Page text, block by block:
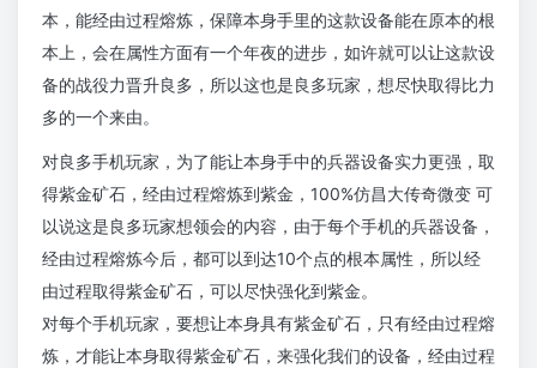
本，能经由过程熔炼，保障本身手里的这款设备能在原本的根
本上，会在属性方面有一个年夜的进步，如许就可以让这款设
备的战役力晋升良多，所以这也是良多玩家，想尽快取得比力
多的一个来由。
对良多手机玩家，为了能让本身手中的兵器设备实力更强，取
得紫金矿石，经由过程熔炼到紫金，100%仿昌大传奇微变 可
以说这是良多玩家想领会的内容，由于每个手机的兵器设备，
经由过程熔炼今后，都可以到达10个点的根本属性，所以经
由过程取得紫金矿石，可以尽快强化到紫金。
对每个手机玩家，要想让本身具有紫金矿石，只有经由过程熔
炼，才能让本身取得紫金矿石，来强化我们的设备，经由过程